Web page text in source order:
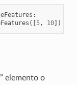
:
([5, 10])
elemento o